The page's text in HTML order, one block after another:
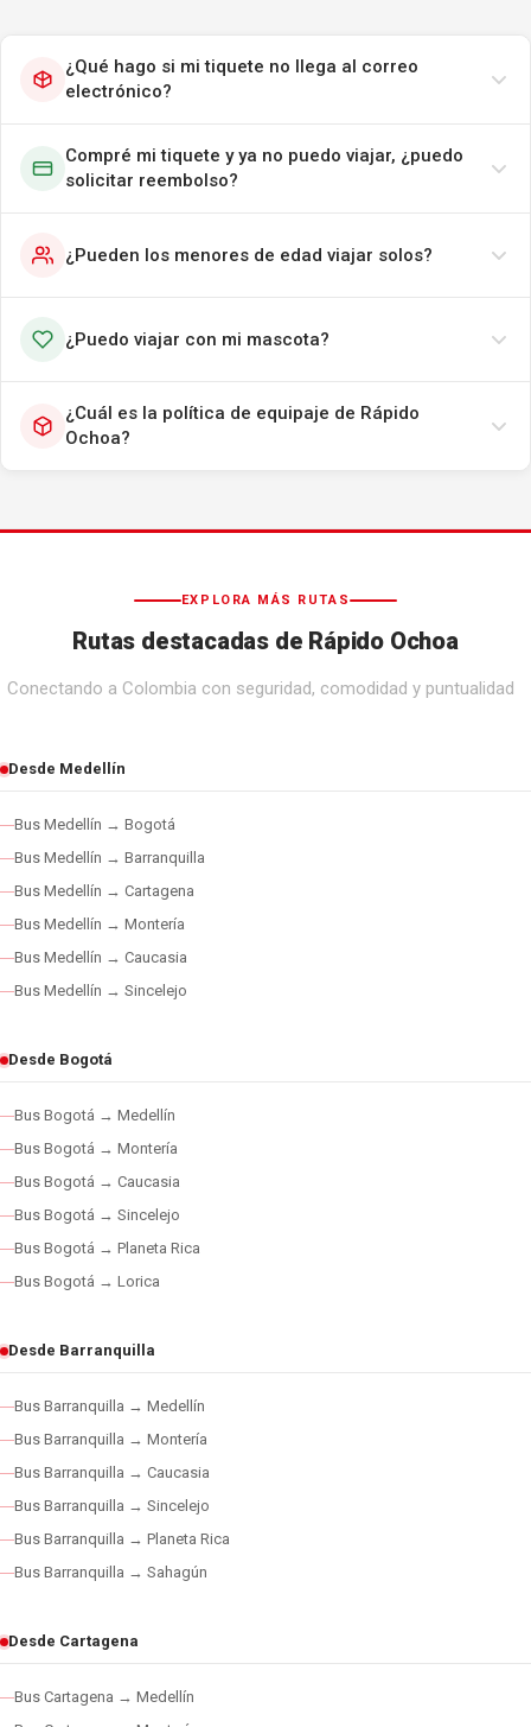
¿Qué hago si mi tiquete no llega al correo
electrónico?
Compré mi tiquete y ya no puedo viajar, ¿puedo
solicitar reembolso?
¿Pueden los menores de edad viajar solos?
¿Puedo viajar con mi mascota?
¿Cuál es la política de equipaje de Rápido
Ochoa?
EXPLORA MÁS RUTAS
Rutas destacadas de Rápido Ochoa
Conectando a Colombia con seguridad, comodidad y puntualidad
Desde Medellín
Bus Medellín → Bogotá
Bus Medellín → Barranquilla
Bus Medellín → Cartagena
Bus Medellín → Montería
Bus Medellín → Caucasia
Bus Medellín → Sincelejo
Desde Bogotá
Bus Bogotá → Medellín
Bus Bogotá → Montería
Bus Bogotá → Caucasia
Bus Bogotá → Sincelejo
Bus Bogotá → Planeta Rica
Bus Bogotá → Lorica
Desde Barranquilla
Bus Barranquilla → Medellín
Bus Barranquilla → Montería
Bus Barranquilla → Caucasia
Bus Barranquilla → Sincelejo
Bus Barranquilla → Planeta Rica
Bus Barranquilla → Sahagún
Desde Cartagena
Bus Cartagena → Medellín